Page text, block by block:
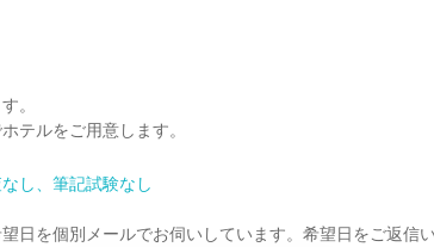
。
テルをご用意します。
し、筆記試験なし
日を個別メールでお伺いしています。希望日をご返信